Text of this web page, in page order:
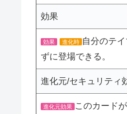
効果
効果 進化時 自分のテ
ずに登場できる。
進化元/セキュリティ
進化元効果 このカード